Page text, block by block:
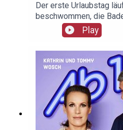
Der erste Urlaubstag
beschwommen, die
ausgecheckt und
genommen. Freut euch
Unser Werbepartner ist
Ab17 bekommt ihr 20%,
https://serv.linkster.co/r/
Play